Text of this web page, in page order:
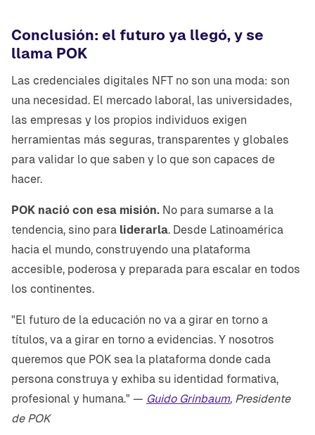
Conclusión: el futuro ya llegó, y se
llama POK
Las credenciales digitales NFT no son una moda: son
una necesidad. El mercado laboral, las universidades,
las empresas y los propios individuos exigen
herramientas más seguras, transparentes y globales
para validar lo que saben y lo que son capaces de
hacer.
POK nació con esa misión. No para sumarse a la
tendencia, sino para liderarla. Desde Latinoamérica
hacia el mundo, construyendo una plataforma
accesible, poderosa y preparada para escalar en todos
los continentes.
"El futuro de la educación no va a girar en torno a
títulos, va a girar en torno a evidencias. Y nosotros
queremos que POK sea la plataforma donde cada
persona construya y exhiba su identidad formativa,
profesional y humana." — Guido Grinbaum, Presidente
de POK